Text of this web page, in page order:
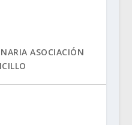
ASOCIACIÓN